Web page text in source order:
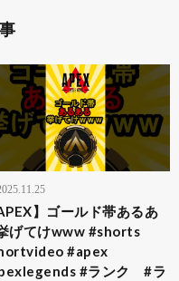
】ゴールド帯あるあ
げてけwww #shorts
#apex
#ランク #ラ